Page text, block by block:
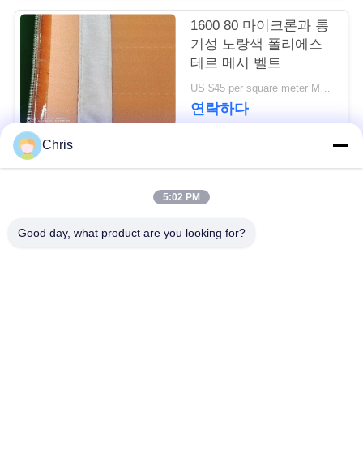
인
용
문
을
요
하
1600 80 마이크론과 통
기성 노랑색 폴리에스
테르 메시 벨트
US $45 per square meter MOQ:100m2
연락하다
비 부직물 산업용 롤러
Chris
5:02 PM
Good day, what product are you looking for?